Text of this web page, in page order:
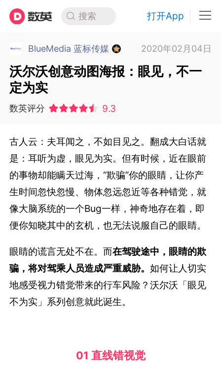
搜索 打开App
BlueMedia 蓝标传媒 2020年02月04日
沃尔沃创意动图海报：眼见，不一
定为实
数英评分 9.3
古人云：夫耳闻之，不如目见之。翻成大白话就
是：耳听为虚，眼见为实。但有时候，近在眼前
的事物却能瞒天过海，“欺骗”你的眼睛，让你产
生时间忽快忽慢、物体忽远忽近等各种错觉，就
像大脑系统的一个Bug一样，神奇地存在着，即
便你知晓其中的玄机，也无法说服自己的眼睛。
眼睛的谎言无处不在。而在驾驶途中，眼睛的欺
骗，将对驾乘人员造成严重威胁。如何让人切实
地感受视力错觉带来的行车风险？沃尔沃「眼见
不为实」系列创意就此诞生。
01 直线错视觉